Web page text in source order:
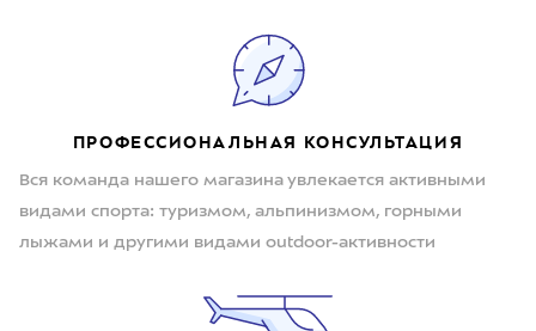
ПРОФЕССИОНАЛЬНАЯ КОНСУЛЬТАЦИЯ
Вся команда нашего магазина увлекается активными
видами спорта: туризмом, альпинизмом, горными
лыжами и другими видами outdoor-активности